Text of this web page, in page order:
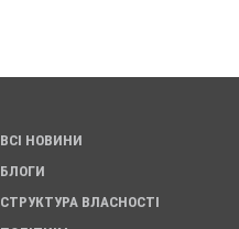
ВСІ НОВИНИ
БЛОГИ
СТРУКТУРА ВЛАСНОСТІ